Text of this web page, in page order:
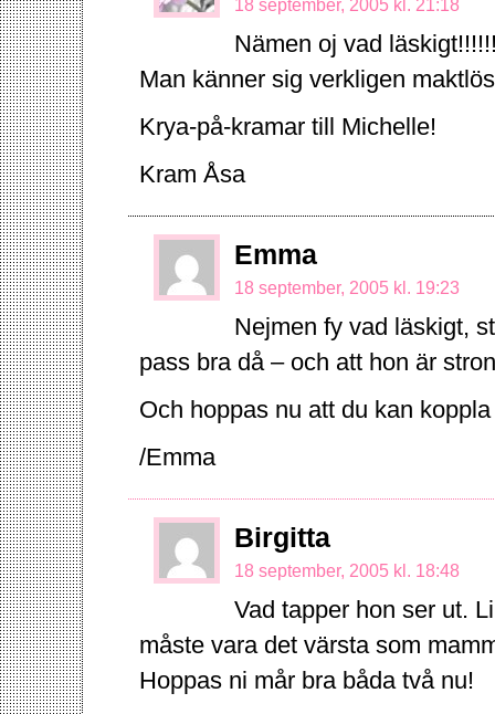
18 september, 2005 kl. 21:18
Nämen oj vad
Man känner sig verkligen
Krya-på-kramar till Michelle!
Kram Åsa
Emma
18 september, 2005 kl. 19:23
Nejmen fy vad läskigt,
pass bra då – och att hon är
Och hoppas nu att du kan
/Emma
Birgitta
18 september, 2005 kl. 18:48
Vad tapper hon ser ut.
måste vara det värsta som
Hoppas ni mår bra båda två nu!